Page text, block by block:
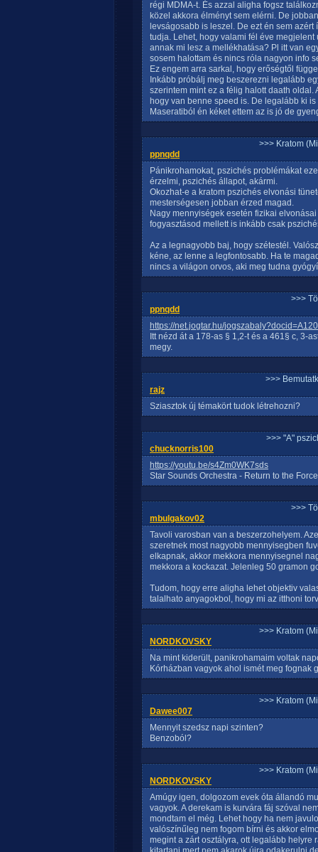
régi MDMA-t. És azzal aligha fogsz
közel akkora élményt sem elérni. De
levságosabb is leszel. De ezt én sem
tudja. Lehet, hogy valami fél éve
annak mi lesz a mellékhatása? Pl itt van
sosem halottam és nincs róla nagyon info
Ez engem arra sarkal, hogy erőségtől
Inkább próbálj meg beszerezni legalább
szerintem mint ez a félig halott daath
hogy van benne speed is. De legalább ki
Maseratiból én kéket ettem az is jó de
>>> Kratom
ppnqdd
Pánikrohamokat, pszichés problémákat
érzelmi, pszichés állapot, akármi.
Okozhat-e a kratom pszichés elvonási
mesterségesen jobban érzed magad.
Nagy mennyiségek esetén fizikai
fogyasztásod mellett is inkább csak
Az a legnagyobb baj, hogy szétestél.
kéne, az lenne a legfontosabb. Ha te
nincs a világon orvos, aki meg tudna
>>>
ppnqdd
https://net.jogtar.hu/
Itt nézd át a 178-as § 1,2-t és a 461§ c, 3-
megy.
>>>
rajz
Sziasztok új témakört tudok létrehozni?
>>> "A"
chucknorris100
https://youtu.be/s4Zm0WK7sds
Star Sounds Orchestra - Return to the Force
>>>
mbulgakov02
Tavoli varosban van a beszerzohelyem.
szeretnek most nagyobb mennyisegben
elkapnak, akkor mekkora mennyisegnel
mekkora a kockazat. Jelenleg 50 gramon
Tudom, hogy erre aligha lehet objektiv
talalhato anyagokbol, hogy mi az itthoni
>>> Kratom
NORDKOVSKY
Na mint kiderült, panikrohamaim voltak
Kórházban vagyok ahol ismét meg fognak
>>> Kratom
Dawee007
Mennyit szedsz napi szinten?
Benzoból?
>>> Kratom
NORDKOVSKY
Amúgy igen, dolgozom evek óta állandó
vagyok. A derekam is kurvára fáj szóval
mondtam el még. Lehet hogy ha nem
valószínűleg nem fogom bírni és akkor
megint a zárt osztályra, ott legalább helyre